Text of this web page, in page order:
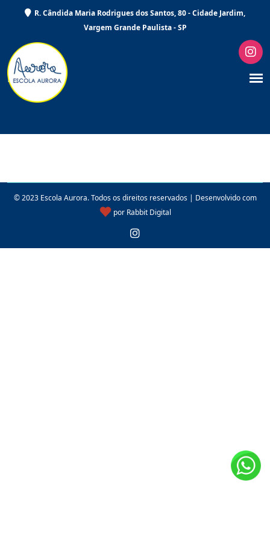
R. Cândida Maria Rodrigues dos Santos, 80 - Cidade Jardim,
Vargem Grande Paulista - SP
© 2023 Escola Aurora. Todos os direitos reservados | Desenvolvido com
por Rabbit Digital